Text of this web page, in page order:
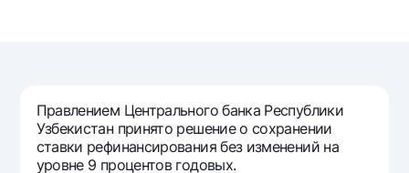
Серебряный депозит
Mastercard
Зарплатные
Garmin pay
Акции
Мобильное приложение Milliy
Правлением Центрального банка Республики
Узбекистан принято решение о сохранении
ставки рефинансирования без изменений на
уровне 9 процентов годовых.